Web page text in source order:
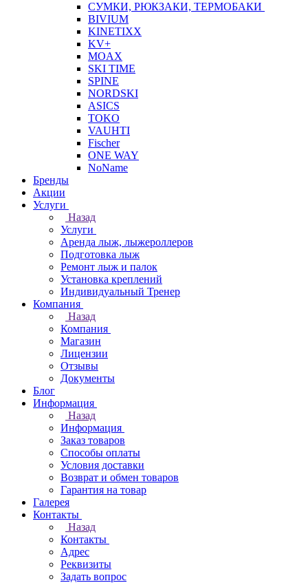
СУМКИ, РЮКЗАКИ, ТЕРМОБАКИ
BIVIUM
KINETIXX
KV+
MOAX
SKI TIME
SPINE
NORDSKI
ASICS
TOKO
VAUHTI
Fischer
ONE WAY
NoName
Бренды
Акции
Услуги
Назад
Услуги
Аренда лыж, лыжероллеров
Подготовка лыж
Ремонт лыж и палок
Установка креплений
Индивидуальный Тренер
Компания
Назад
Компания
Магазин
Лицензии
Отзывы
Документы
Блог
Информация
Назад
Информация
Заказ товаров
Способы оплаты
Условия доставки
Возврат и обмен товаров
Гарантия на товар
Галерея
Контакты
Назад
Контакты
Адрес
Реквизиты
Задать вопрос